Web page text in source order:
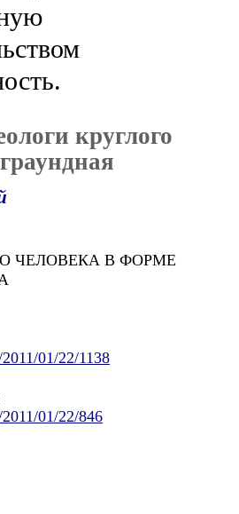
круглого
ЧЕЛОВЕКА В ФОРМЕ
01/22/1138
01/22/846